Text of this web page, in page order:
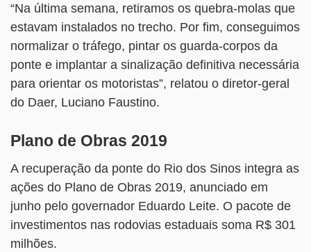
“Na última semana, retiramos os quebra-molas que
estavam instalados no trecho. Por fim, conseguimos
normalizar o tráfego, pintar os guarda-corpos da
ponte e implantar a sinalização definitiva necessária
para orientar os motoristas”, relatou o diretor-geral
do Daer, Luciano Faustino.
Plano de Obras 2019
A recuperação da ponte do Rio dos Sinos integra as
ações do Plano de Obras 2019, anunciado em
junho pelo governador Eduardo Leite. O pacote de
investimentos nas rodovias estaduais soma R$ 301
milhões.